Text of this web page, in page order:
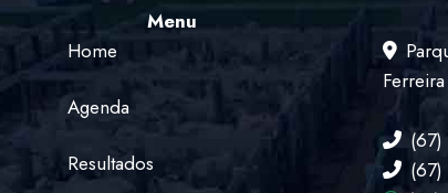
Menu
Home
Agenda
Resultados